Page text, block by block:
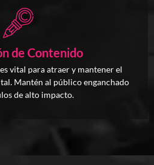
de Contenido
vital para atraer y mantener el
Mantén al público enganchado
de alto impacto.